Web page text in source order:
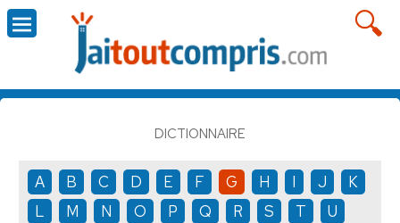
DICTIONNAIRE
A B C D E F G H I J
K
L
M N O P Q R S T
U